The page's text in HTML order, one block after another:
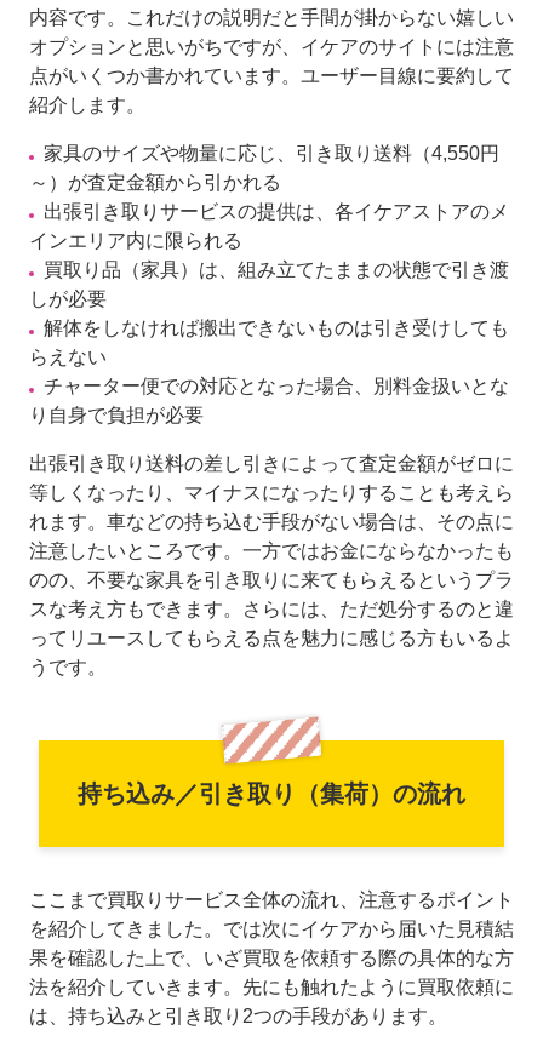
内容です。これだけの説明だと手間が掛からない嬉しい
オプションと思いがちですが、イケアのサイトには注意
点がいくつか書かれています。ユーザー目線に要約して
紹介します。
家具のサイズや物量に応じ、引き取り送料（4,550円
～）が査定金額から引かれる
出張引き取りサービスの提供は、各イケアストアのメ
インエリア内に限られる
買取り品（家具）は、組み立てたままの状態で引き渡
しが必要
解体をしなければ搬出できないものは引き受けしても
らえない
チャーター便での対応となった場合、別料金扱いとな
り自身で負担が必要
出張引き取り送料の差し引きによって査定金額がゼロに
等しくなったり、マイナスになったりすることも考えら
れます。車などの持ち込む手段がない場合は、その点に
注意したいところです。一方ではお金にならなかったも
のの、不要な家具を引き取りに来てもらえるというプラ
スな考え方もできます。さらには、ただ処分するのと違
ってリユースしてもらえる点を魅力に感じる方もいるよ
うです。
持ち込み／引き取り（集荷）の流れ
ここまで買取りサービス全体の流れ、注意するポイント
を紹介してきました。では次にイケアから届いた見積結
果を確認した上で、いざ買取を依頼する際の具体的な方
法を紹介していきます。先にも触れたように買取依頼に
は、持ち込みと引き取り2つの手段があります。